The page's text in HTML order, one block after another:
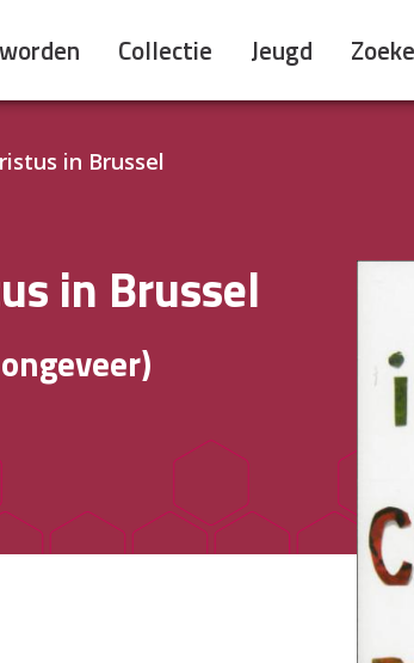
Collectie Jeugd
in Brussel
in Brussel